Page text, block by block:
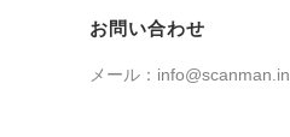
お問い合わせ
メール：info@scanman.in